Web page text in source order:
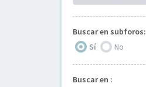
Buscar en subforos:
Sí
No
Buscar en :